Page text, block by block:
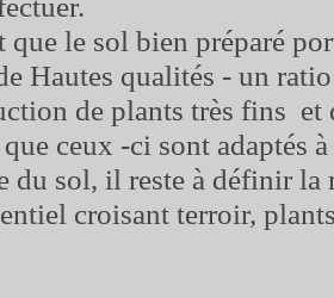
le sol bien préparé
Hautes qualités - un
de plants très fins et
ceux -ci sont adaptés
du sol, il reste à définir la
croisant terroir,